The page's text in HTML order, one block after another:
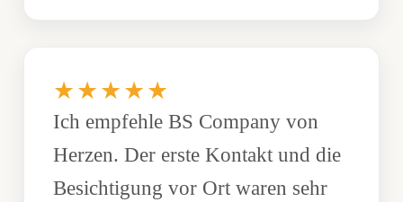
★★★★★
Ich empfehle BS Company von
Herzen. Der erste Kontakt und die
Besichtigung vor Ort waren sehr